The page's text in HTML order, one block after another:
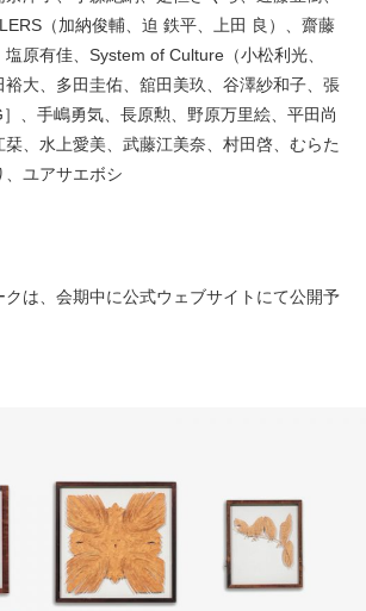
（加納俊輔、迫 鉄平、上田 良）、齋藤
原有佳、System of Culture（小松利光、
大、多田圭佑、舘田美玖、谷澤紗和子、張
、手嶋勇気、長原勲、野原万里絵、平田尚
、水上愛美、武藤江美奈、村田啓、むらた
、ユアサエボシ
は、会期中に公式ウェブサイトにて公開予